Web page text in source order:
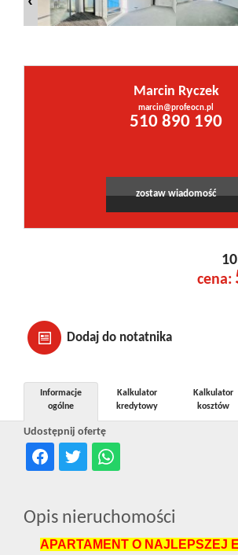
Marcin Ryczek
marcin@profeocn.pl
510 890 190
zostaw wiadomość
cena:
Dodaj do notatnika
Udostępnij ofertę
Informacje
ogólne
Kalkulator
kredytowy
Kalkulator
kosztów
Opis nieruchomości
APARTAMENT O NAJLEPSZEJ